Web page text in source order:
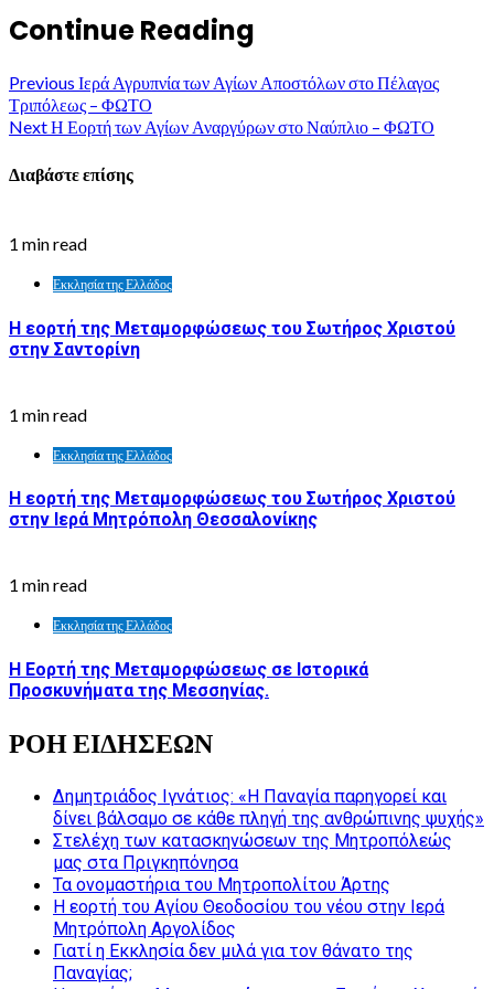
Continue Reading
Previous Ιερά Αγρυπνία των Αγίων Αποστόλων στο Πέλαγος
Τριπόλεως – ΦΩΤΟ
NextΗ Εορτή των Αγίων Αναργύρων στο Ναύπλιο – ΦΩΤΟ
Διαβάστε επίσης
1 min read
Εκκλησία της Ελλάδος
Η εορτή της Μεταμορφώσεως του Σωτήρος Χριστού
στην Σαντορίνη
1 min read
Εκκλησία της Ελλάδος
Η εορτή της Μεταμορφώσεως του Σωτήρος Χριστού
στην Ιερά Μητρόπολη Θεσσαλονίκης
1 min read
Εκκλησία της Ελλάδος
Η Εορτή της Μεταμορφώσεως σε Ιστορικά
Προσκυνήματα της Μεσσηνίας.
ΡΟΗ ΕΙΔΗΣΕΩΝ
Δημητριάδος Ιγνάτιος: «Η Παναγία παρηγορεί και
δίνει βάλσαμο σε κάθε πληγή της ανθρώπινης ψυχής»
Στελέχη των κατασκηνώσεων της Μητροπόλεώς
μας στα Πριγκηπόνησα
Τα ονομαστήρια του Μητροπολίτου Άρτης
Η εορτή του Αγίου Θεοδοσίου του νέου στην Ιερά
Μητρόπολη Αργολίδος
Γιατί η Εκκλησία δεν μιλά για τον θάνατο της
Παναγίας;